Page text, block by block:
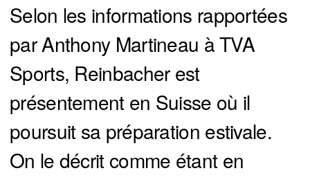
Selon les informations rapportées
par Anthony Martineau à TVA
Sports, Reinbacher est
présentement en Suisse où il
poursuit sa préparation estivale.
On le décrit comme étant en